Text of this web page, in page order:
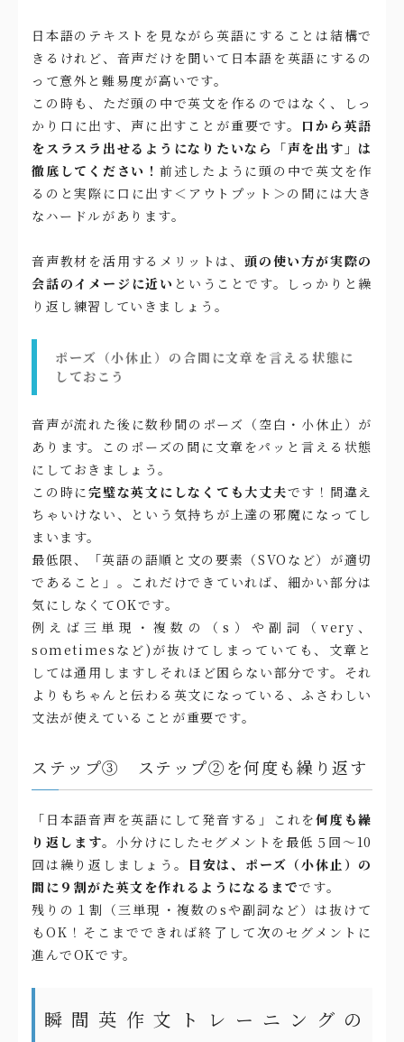
日本語のテキストを見ながら英語にすることは結構で
きるけれど、音声だけを聞いて日本語を英語にするの
って意外と難易度が高いです。
この時も、ただ頭の中で英文を作るのではなく、しっ
かり口に出す、声に出すことが重要です。 口から英語
をスラスラ出せるようになりたいなら「声を出す」は
徹底してください！ 前述したように頭の中で英文を作
るのと実際に口に出す＜アウトプット＞の間には大き
なハードルがあります。
音声教材を活用するメリットは、 頭の使い方が実際の
会話のイメージに近い ということです。しっかりと繰
り返し練習していきましょう。
ポーズ（小休止）の合間に文章を言える状態に
しておこう
音声が流れた後に数秒間のポーズ（空白・小休止）が
あります。このポーズの間に文章をパッと言える状態
にしておきましょう。
この時に完璧な英文にしなくても大丈夫です！間違え
ちゃいけない、という気持ちが上達の邪魔になってし
まいます。
最低限、「英語の語順と文の要素（SVOなど）が適切
であること」。これだけできていれば、細かい部分は
気にしなくてOKです。
例えば三単現・複数の（s）や副詞（very、
sometimesなど)が抜けてしまっていても、文章と
しては通用しますしそれほど困らない部分です。それ
よりもちゃんと伝わる英文になっている、ふさわしい
文法が使えていることが重要です。
ステップ③ ステップ②を何度も繰り返す
「日本語音声を英語にして発音する」これを何度も繰
り返します。 小分けにしたセグメントを最低５回～10
回は繰り返しましょう。
目安は、ポーズ（小休止）の
間に９割がた英文を作れるようになるまでです。
残りの１割（三単現・複数のsや副詞など）は抜けて
もOK！そこまでできれば終了して次のセグメントに
進んでOKです。
瞬間英作文トレーニングの